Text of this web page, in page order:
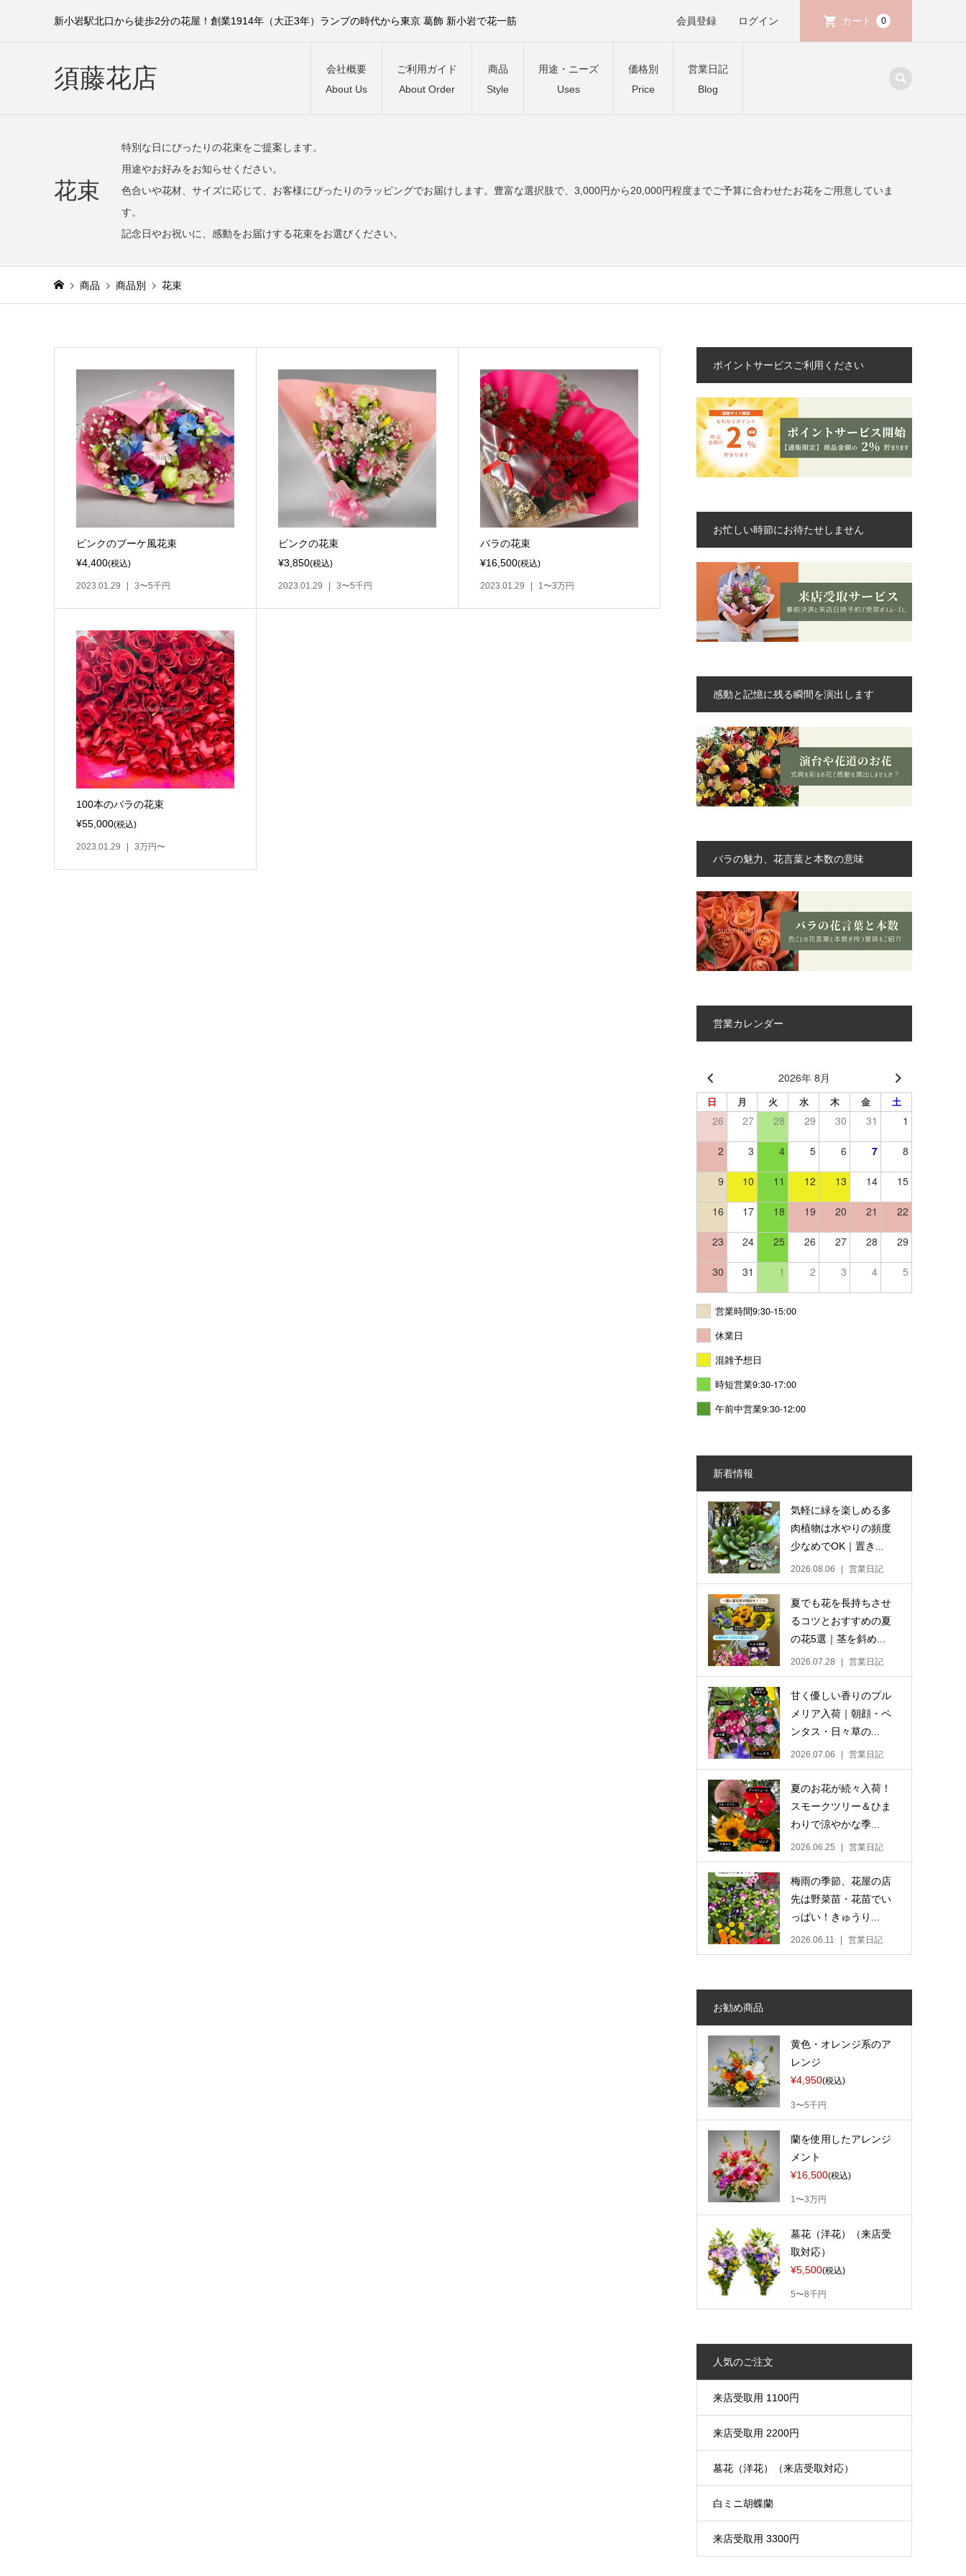
新小岩駅北口から徒歩2分の花屋！創業1914年（大正3年）ランプの時代から東京 葛飾 新小岩で花一筋 会員登録 ログイン カート 0
須藤花店
会社概要
About Us
ご利用ガイド
About Order
商品
Style
用途・ニーズ
Uses
価格別
Price
営業日記
Blog
花束
特別な日にぴったりの花束をご提案します。
用途やお好みをお知らせください。
色合いや花材、サイズに応じて、お客様にぴったりのラッピングでお届けします。豊富な選択肢で、3,000円から20,000円程度までご予算に合わせたお花をご用意していま
す。
記念日やお祝いに、感動をお届けする花束をお選びください。
商品 商品別 花束
ピンクのブーケ風花束
¥4,400(税込)
2023.01.29 3〜5千円
ピンクの花束
¥3,850(税込)
2023.01.29 3〜5千円
バラの花束
¥16,500(税込)
2023.01.29 1〜3万円
100本のバラの花束
¥55,000(税込)
2023.01.29 3万円〜
ポイントサービスご利用ください
お忙しい時節にお待たせしません
感動と記憶に残る瞬間を演出します
バラの魅力、花言葉と本数の意味
営業カレンダー
2026年 8月
日 月 火 水 木 金 土
26 27 28 29 30 31 1
2 3 4 5 6 7 8
9 10 11 12 13 14 15
16 17 18 19 20 21 22
23 24 25 26 27 28 29
30 31 1 2 3 4 5
営業時間9:30-15:00
休業日
混雑予想日
時短営業9:30-17:00
午前中営業9:30-12:00
新着情報
気軽に緑を楽しめる多
肉植物は水やりの頻度
少なめでOK｜置き...
2026.08.06 営業日記
夏でも花を長持ちさせ
るコツとおすすめの夏
の花5選｜茎を斜め...
2026.07.28 営業日記
甘く優しい香りのプル
メリア入荷｜朝顔・ペ
ンタス・日々草の...
2026.07.06 営業日記
夏のお花が続々入荷！
スモークツリー＆ひま
わりで涼やかな季...
2026.06.25 営業日記
梅雨の季節、花屋の店
先は野菜苗・花苗でい
っぱい！きゅうり...
2026.06.11 営業日記
お勧め商品
黄色・オレンジ系のア
レンジ
¥4,950(税込)
3〜5千円
蘭を使用したアレンジ
メント
¥16,500(税込)
1〜3万円
墓花（洋花）（来店受
取対応）
¥5,500(税込)
5〜8千円
人気のご注文
来店受取用 1100円
来店受取用 2200円
墓花（洋花）（来店受取対応）
白ミニ胡蝶蘭
来店受取用 3300円